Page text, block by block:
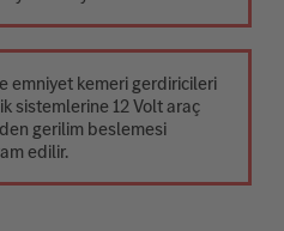
emniyet kemeri gerdiricileri
sistemlerine 12 Volt araç
gerilim beslemesi
edilir.